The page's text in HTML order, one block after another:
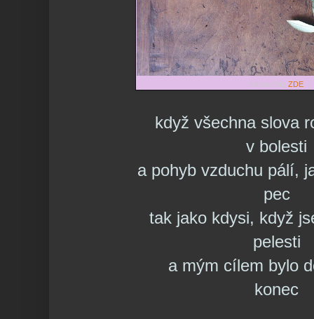
link na fotoZDE
když všechna slova
v bolesti
a pohyb vzduchu pálí,
pec
tak jako kdysi, když
pelesti
a mým cílem bylo
konec